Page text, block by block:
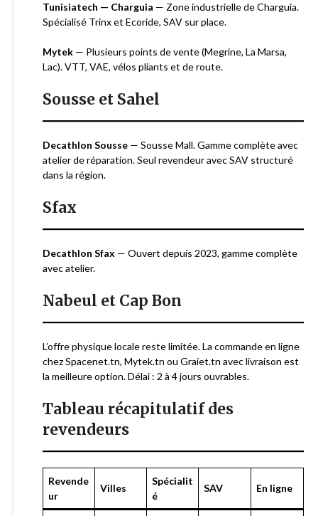
Tunisiatech — Charguia — Zone industrielle de Charguia.
Spécialisé Trinx et Ecoride, SAV sur place.
Mytek — Plusieurs points de vente (Megrine, La Marsa,
Lac). VTT, VAE, vélos pliants et de route.
Sousse et Sahel
Decathlon Sousse — Sousse Mall. Gamme complète avec
atelier de réparation. Seul revendeur avec SAV structuré
dans la région.
Sfax
Decathlon Sfax — Ouvert depuis 2023, gamme complète
avec atelier.
Nabeul et Cap Bon
L’offre physique locale reste limitée. La commande en ligne
chez Spacenet.tn, Mytek.tn ou Graiet.tn avec livraison est
la meilleure option. Délai : 2 à 4 jours ouvrables.
Tableau récapitulatif des
revendeurs
Revende
ur
Villes
Spécialit
é
SAV En ligne